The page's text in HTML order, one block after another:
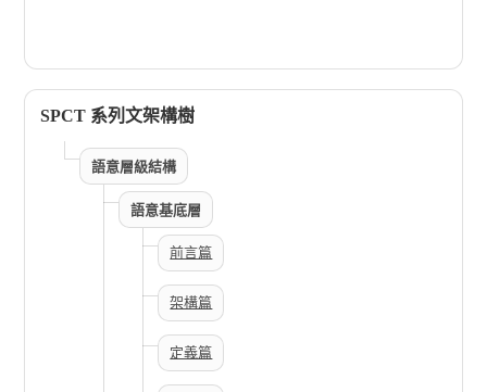
SPCT 系列文架構樹
語意層級結構
語意基底層
前言篇
架構篇
定義篇